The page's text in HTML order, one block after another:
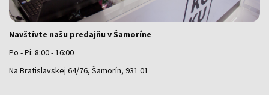
Navštívte našu predajňu v Šamoríne
Po - Pi: 8:00 - 16:00
Na Bratislavskej 64/76, Šamorín, 931 01